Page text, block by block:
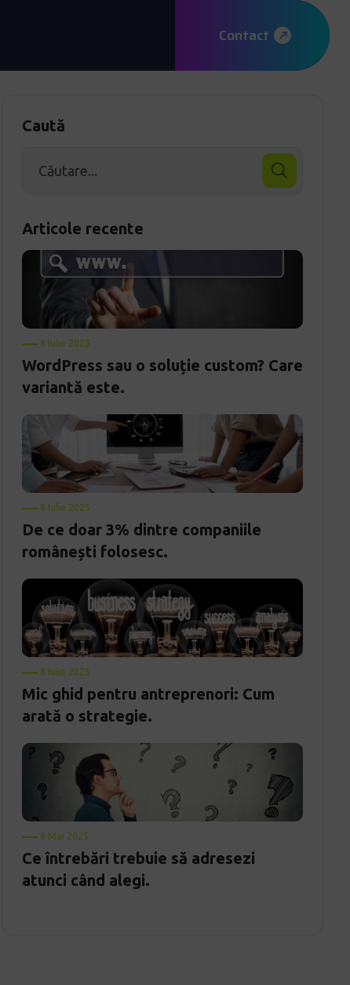
Contact
Caută
Articole recente
8 Iulie 2025
WordPress sau o soluție custom? Care
variantă este.
8 Iulie 2025
De ce doar 3% dintre companiile
românești folosesc.
8 Iulie 2025
Mic ghid pentru antreprenori: Cum
arată o strategie.
8 Mai 2025
Ce întrebări trebuie să adresezi
atunci când alegi.